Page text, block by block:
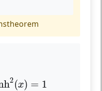
2 (x) = 1
2 x